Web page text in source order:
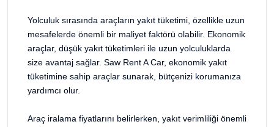
Yolculuk sırasında araçların yakıt tüketimi, özellikle uzun
mesafelerde önemli bir maliyet faktörü olabilir. Ekonomik
araçlar, düşük yakıt tüketimleri ile uzun yolculuklarda
size avantaj sağlar. Saw Rent A Car, ekonomik yakıt
tüketimine sahip araçlar sunarak, bütçenizi korumanıza
yardımcı olur.
Araç iralama fiyatlarını belirlerken, yakıt verimliliği önemli